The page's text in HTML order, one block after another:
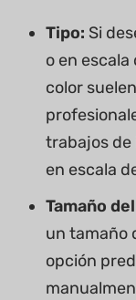
Tipo: Si
o en
color
trabajos de
en escala
Tamaño
un tamaño
opción